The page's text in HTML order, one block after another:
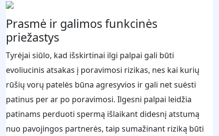
Prasmė ir galimos funkcinės
priežastys
Tyrėjai siūlo, kad išskirtinai ilgi palpai gali būti
evoliucinis atsakas į poravimosi rizikas, nes kai kurių
rūšių vorų patelės būna agresyvios ir gali net suėsti
patinus per ar po poravimosi. Ilgesni palpai leidžia
patinams perduoti spermą išlaikant didesnį atstumą
nuo pavojingos partnerės, taip sumažinant riziką būti